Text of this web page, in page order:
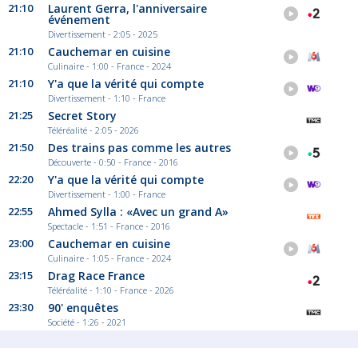
21:10 Laurent Gerra, l'anniversaire
événement
Divertissement - 2:05 - 2025
21:10 Cauchemar en cuisine
Culinaire - 1:00 - France - 2024
21:10 Y'a que la vérité qui compte
Divertissement - 1:10 - France
21:25 Secret Story
Téléréalité - 2:05 - 2026
21:50 Des trains pas comme les autres
Découverte - 0:50 - France - 2016
22:20 Y'a que la vérité qui compte
Divertissement - 1:00 - France
22:55 Ahmed Sylla : «Avec un grand A»
Spectacle - 1:51 - France - 2016
23:00 Cauchemar en cuisine
Culinaire - 1:05 - France - 2024
23:15 Drag Race France
Téléréalité - 1:10 - France - 2026
23:30 90' enquêtes
Société - 1:26 - 2021